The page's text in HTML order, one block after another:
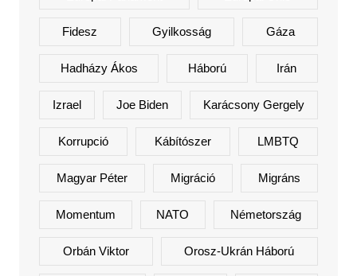
Fidesz Gyilkosság Gáza
Hadházy Ákos Háború Irán
Izrael Joe Biden Karácsony Gergely
Korrupció Kábítószer LMBTQ
Magyar Péter Migráció Migráns
Momentum NATO Németország
Orbán Viktor Orosz-Ukrán Háború